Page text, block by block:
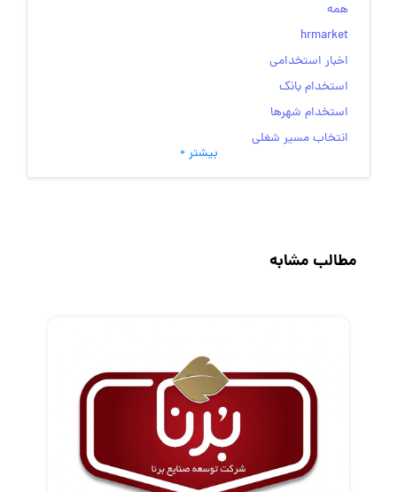
همه
hrmarket
اخبار استخدامی
استخدام بانک
استخدام شهرها
انتخاب مسیر شغلی
به‌روزرسانی‌های سایت (کارجویی)
رزومه
گزارش‌های آماری
معرفی متخصصان منابع انسانی
بیشتر +
مطالب مشابه